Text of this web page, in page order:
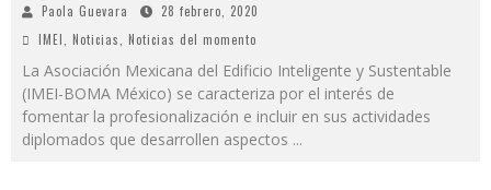
Paola Guevara
28 febrero, 2020
IMEI
Noticias Noticias del momento
La Asociación Mexicana del Edificio Inteligente y Sustentable
(IMEI-BOMA México) se caracteriza por el interés de
fomentar la profesionalización e incluir en sus actividades
diplomados que desarrollen aspectos ...